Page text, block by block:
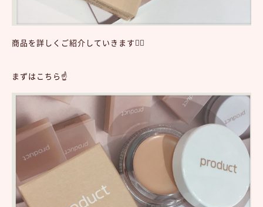
商品を詳しくご紹介していきます💁‍♀️
まずはこちら☝️